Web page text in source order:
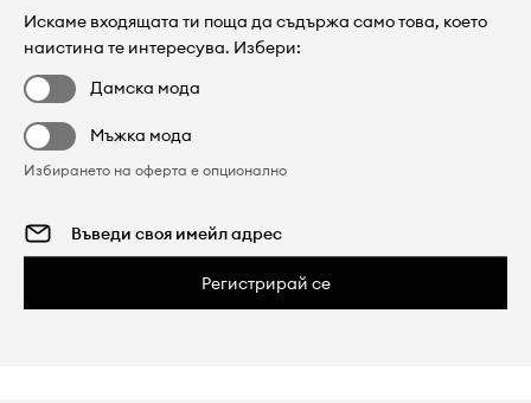
Искаме входящата ти поща да съдържа само това, което
наистина те интересува. Избери:
Дамска мода
Мъжка мода
Избирането на оферта е опционално
Регистрирай се